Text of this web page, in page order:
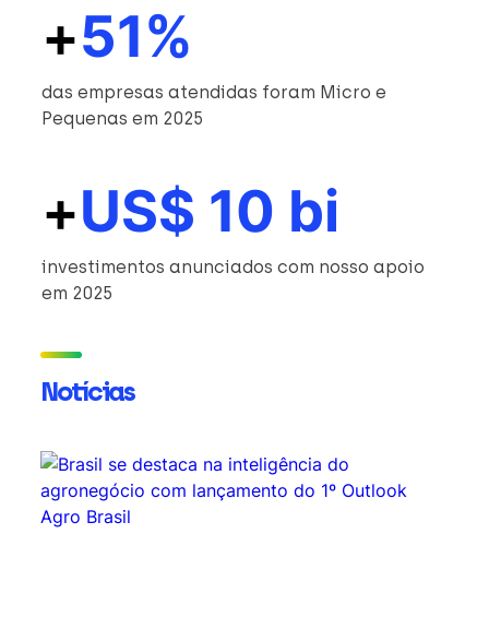
+51%
das empresas atendidas foram Micro e
Pequenas em 2025
+US$ 10 bi
investimentos anunciados com nosso apoio
em 2025
Notícias